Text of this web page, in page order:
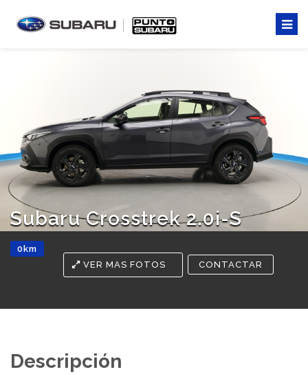
Subaru Crosstrek 2.0i-S
0km
VER MAS FOTOS
CONTACTAR
Descripción